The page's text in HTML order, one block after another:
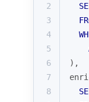
2
3
4
5
6
),
7
8